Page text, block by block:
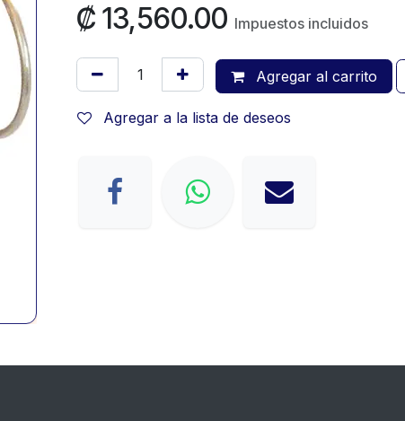
₡ 13,560.00 Impuestos incluidos
Agregar al carrito
Agregar a la lista de deseos